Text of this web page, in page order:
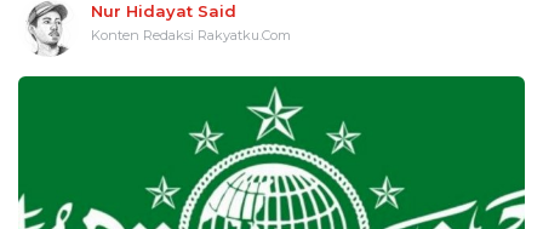
Nur Hidayat Said
Konten Redaksi Rakyatku.Com